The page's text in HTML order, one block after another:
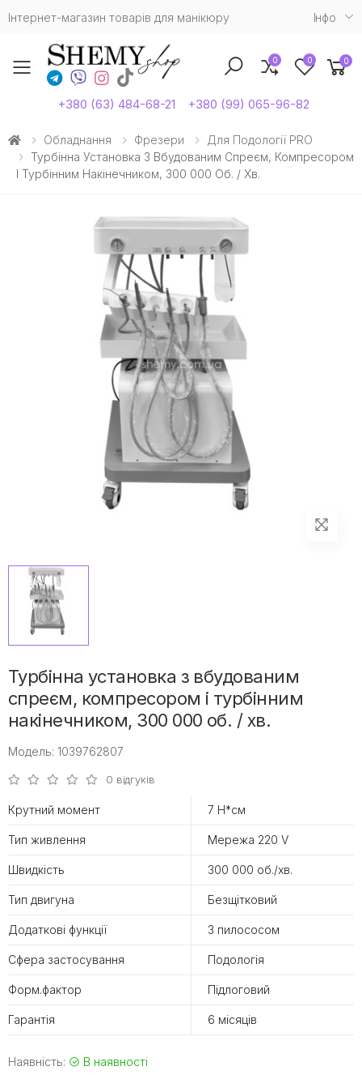
Інтернет-магазин товарів для манікюру Iнфо
Toggle mobile menu
+380 (63) 484-68-21 +380 (99) 065-96-82
0 0 0
Обладнання Фрезери
Для Подології PRO
Турбінна Установка З Вбудованим Спреєм, Компресором
І Турбінним Накінечником, 300 000 Об. / Хв.
Турбінна установка з вбудованим
спреєм, компресором і турбінним
накінечником, 300 000 об. / хв.
Модель: 1039762807
0 відгуків
Крутний момент 7 Н*см
Тип живлення Мережа 220 V
Швидкість 300 000 об./хв.
Тип двигуна Безщітковий
Додаткові функції З пилососом
Сфера застосування Подологія
Форм.фактор Підлоговий
Гарантія 6 місяців
Наявність: В наявності